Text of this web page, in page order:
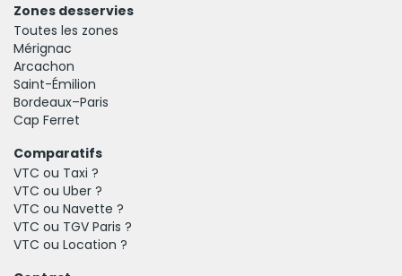
Zones desservies
Toutes les zones
Mérignac
Arcachon
Saint-Émilion
Bordeaux–Paris
Cap Ferret
Comparatifs
VTC ou Taxi ?
VTC ou Uber ?
VTC ou Navette ?
VTC ou TGV Paris ?
VTC ou Location ?